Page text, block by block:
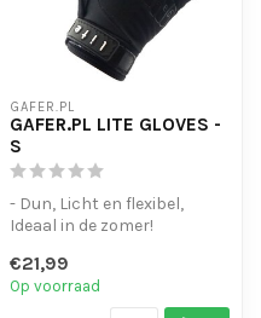
GAFER.PL
GAFER.PL LITE GLOVES -
S
- Dun, Licht en flexibel,
Ideaal in de zomer!
vinger to...
€21,99
Op voorraad